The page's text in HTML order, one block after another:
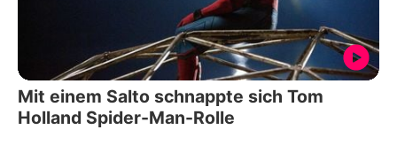
Mit einem Salto schnappte sich Tom
Holland Spider-Man-Rolle